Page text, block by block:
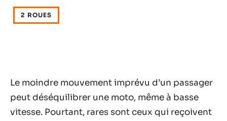
2 ROUES
Le moindre mouvement imprévu d’un passager
peut déséquilibrer une moto, même à basse
vitesse. Pourtant, rares sont ceux qui reçoivent